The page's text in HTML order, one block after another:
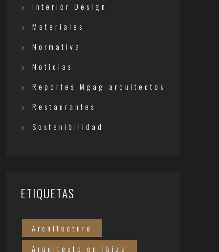
Interior Design
Materiales
Normativa
Noticias
Reportes Mgag arquitectos
Restaurantes
Sostenibilidad
ETIQUETAS
Architecture
Arquitecto en Ibiza